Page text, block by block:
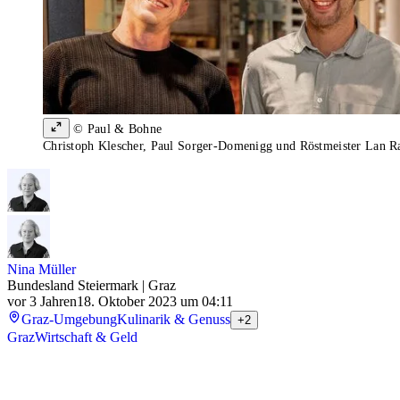
© Paul & Bohne
Christoph Klescher, Paul Sorger-Domenigg und Röstmeister Lan
Nina Müller
Bundesland Steiermark | Graz
vor 3 Jahren18. Oktober 2023 um 04:11
Graz-UmgebungKulinarik & Genuss +2
GrazWirtschaft & Geld